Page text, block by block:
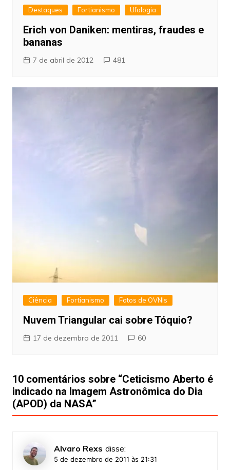
Destaques Fortianismo Ufologia
Erich von Daniken: mentiras, fraudes e
bananas
7 de abril de 2012 481
Ciência Fortianismo Fotos de OVNIs
Nuvem Triangular cai sobre Tóquio?
17 de dezembro de 2011 60
10 comentários sobre “Ceticismo Aberto é
indicado na Imagem Astronômica do Dia
(APOD) da NASA”
Alvaro Rexs disse:
5 de dezembro de 2011 às 21:31